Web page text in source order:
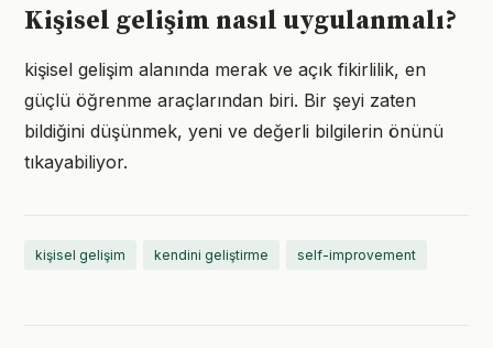
Kişisel gelişim nasıl uygulanmalı?
kişisel gelişim alanında merak ve açık fikirlilik, en
güçlü öğrenme araçlarından biri. Bir şeyi zaten
bildiğini düşünmek, yeni ve değerli bilgilerin önünü
tıkayabiliyor.
kişisel gelişim kendini geliştirme self-improvement